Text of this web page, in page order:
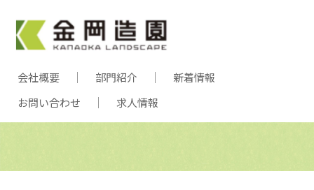
会社概要 部門紹介
新着情報
お問い合わせ
求人情報